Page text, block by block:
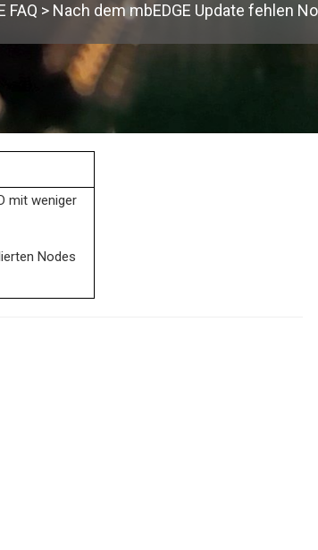
FAQ > Nach dem mbEDGE Update fehlen
mit weniger
Nodes